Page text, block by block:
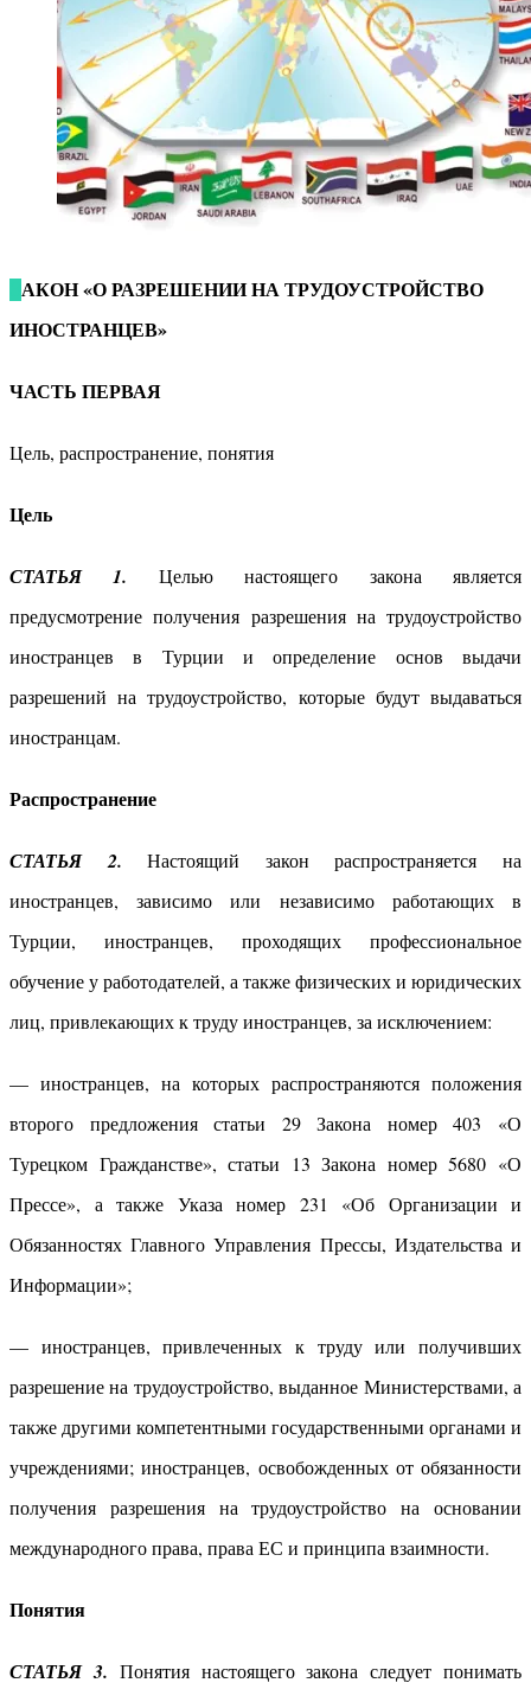
АКОН «О РАЗРЕШЕНИИ НА ТРУДОУСТРОЙСТВО
ИНОСТРАНЦЕВ»
ЧАСТЬ ПЕРВАЯ
Цель, распространение, понятия
Цель
СТАТЬЯ 1. Целью настоящего закона является
предусмотрение получения разрешения на трудоустройство
иностранцев в Турции и определение основ выдачи
разрешений на трудоустройство, которые будут выдаваться
иностранцам.
Распространение
СТАТЬЯ 2. Настоящий закон распространяется на
иностранцев, зависимо или независимо работающих в
Турции, иностранцев, проходящих профессиональное
обучение у работодателей, а также физических и юридических
лиц, привлекающих к труду иностранцев, за исключением:
— иностранцев, на которых распространяются положения
второго предложения статьи 29 Закона номер 403 «О
Турецком Гражданстве», статьи 13 Закона номер 5680 «О
Прессе», а также Указа номер 231 «Об Организации и
Обязанностях Главного Управления Прессы, Издательства и
Информации»;
— иностранцев, привлеченных к труду или получивших
разрешение на трудоустройство, выданное Министерствами, а
также другими компетентными государственными органами и
учреждениями; иностранцев, освобожденных от обязанности
получения разрешения на трудоустройство на основании
международного права, права ЕС и принципа взаимности.
Понятия
СТАТЬЯ 3. Понятия настоящего закона следует понимать